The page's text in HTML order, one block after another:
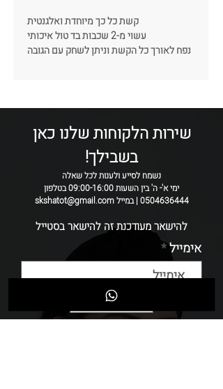
קשת כל כך מיוחדת ואלגנטית
עשוי מ-2 שכבות בד טול איכותי
נפח לאורך כל הקשת וניתן לשחק עם הגובה
•צבע: לבן עם נקודות לבנות
•רוחב: 9-8 סמ
כל קשת נתפרת בעבודת יד
ולכן ייתכנו שיינוים קטנים בין קשת לקשת.
שירות הלקוחות שלנו כאן
בשבילך!
נשמח לסייע ולענות לכל שאלה
ימי א'- ה' בין השעות 09:00-16:00 בטלפון
0504636444 | במייל skshatot@gmail.com
להישאר מעודכנת זה להישאר בסטייל
אימייל
שליחה